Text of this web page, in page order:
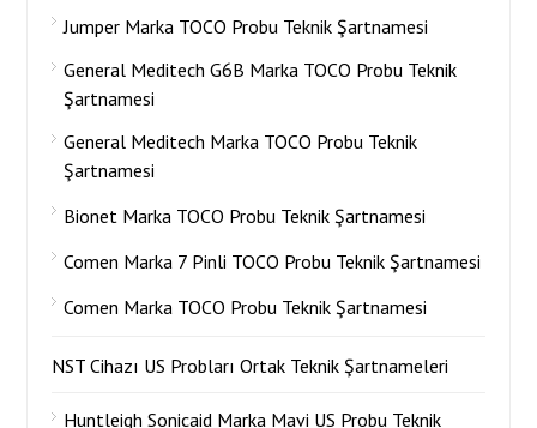
Jumper Marka TOCO Probu Teknik Şartnamesi
General Meditech G6B Marka TOCO Probu Teknik
Şartnamesi
General Meditech Marka TOCO Probu Teknik
Şartnamesi
Bionet Marka TOCO Probu Teknik Şartnamesi
Comen Marka 7 Pinli TOCO Probu Teknik Şartnamesi
Comen Marka TOCO Probu Teknik Şartnamesi
NST Cihazı US Probları Ortak Teknik Şartnameleri
Huntleigh Sonicaid Marka Mavi US Probu Teknik